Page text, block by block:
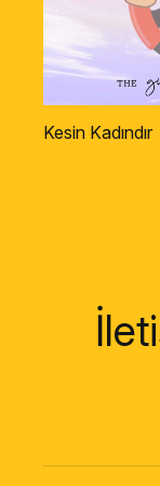
Kesin Kadındır